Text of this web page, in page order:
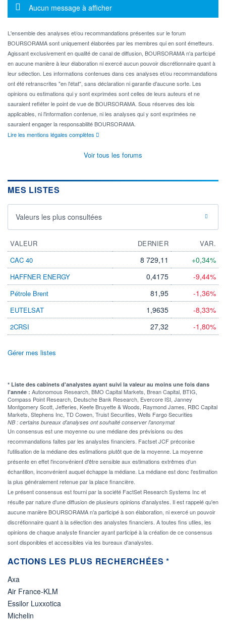
Message d'information
Aucun message à afficher
L'ensemble des analyses et/ou recommandations présentes sur le forum
BOURSORAMA sont uniquement élaborées par les membres qui en sont émetteurs.
Agissant exclusivement en qualité de canal de diffusion, BOURSORAMA n'a participé
en aucune manière à leur élaboration ni exercé aucun pouvoir discrétionnaire quant à
leur sélection. Les informations contenues dans ces analyses et/ou recommandations
ont été retranscrites "en l'état", sans déclaration ni garantie d'aucune sorte. Les
opinions ou estimations qui y sont exprimées sont celles de leurs auteurs et ne
sauraient refléter le point de vue de BOURSORAMA. Sous réserves des lois
applicables, ni l'information contenue, ni les analyses qui y sont exprimées ne
sauraient engager la responsabilité BOURSORAMA.
Lire les mentions légales complètes
Voir tous les forums
MES LISTES
Valeurs les plus consultées
VALEUR DERNIER
VAR.
CAC 40
8 729,11 +0,34%
HAFFNER ENERGY 0,4175 -9,44%
Pétrole Brent 81,95 -1,36%
EUTELSAT 1,9635 -8,33%
2CRSI 27,32 -1,80%
Gérer mes listes
* Liste des cabinets d'analystes ayant suivi la valeur au moins une fois dans
l'année : Autonomous Research, BMO Capital Markets, Brean Capital, BTIG,
Compass Point Research, Deutsche Bank Research, Evercore ISI, Janney
Montgomery Scott, Jefferies, Keefe Bruyette & Woods, Raymond James, RBC Capital
Markets, Stephens Inc, TD Cowen, Truist Securities, Wells Fargo Securities
NB : certains bureaux d'analyses ont souhaité conserver l'anonymat
Un consensus est une moyenne ou une médiane des prévisions ou des
recommandations faites par les analystes financiers. Factset JCF préconise
l'utilisation de la médiane des estimations plutôt que de la moyenne. La moyenne
présente en effet l'inconvénient d'être sensible aux estimations extrêmes d'un
échantillon, inconvénient auquel échappe la médiane. La médiane est donc l'estimation
la plus généralement retenue par la place financière.
Le présent consensus est fourni par la société FactSet Research Systems Inc et
résulte par nature d'une diffusion de plusieurs opinions d'analystes. Il est rappelé qu'en
aucune manière BOURSORAMA n'a participé à son élaboration, ni exercé un pouvoir
discrétionnaire quant à la sélection des analystes financiers. A toutes fins utiles, les
opinions de chaque analyste financier ayant participé à la création de ce consensus
sont disponibles et accessibles via les bureaux d'analystes.
ACTIONS LES PLUS RECHERCHÉES *
Axa
Air France-KLM
Essilor Luxxotica
Michelin